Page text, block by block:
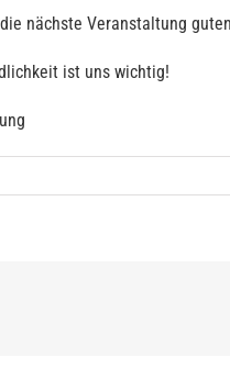
nächste Veranstaltung
ist uns wichtig!